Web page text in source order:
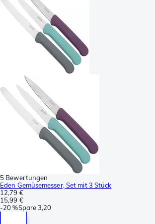
5 Bewertungen
Eden Gemüsemesser, Set mit 3 Stück
12,79 €
15,99 €
-20 %Spare3,20